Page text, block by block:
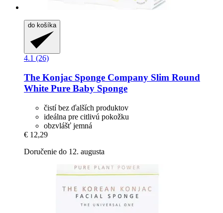
do košíka
4.1 (26)
The Konjac Sponge Company Slim Round
White Pure Baby Sponge
čistí bez ďalších produktov
ideálna pre citlivú pokožku
obzvlášť jemná
€ 12,29
Doručenie do 12. augusta